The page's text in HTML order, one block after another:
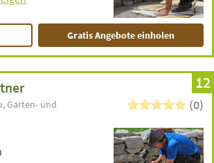
Gratis Angebote einholen
12
Garten- und
(0)